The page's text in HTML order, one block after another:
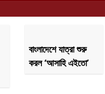
বাংলাদেশে যাত্রা শুরু
করল ‘আসাহি এইতো’